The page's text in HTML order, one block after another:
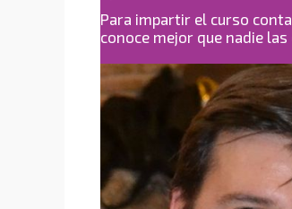
Para impartir el curso
conoce mejor que nadie